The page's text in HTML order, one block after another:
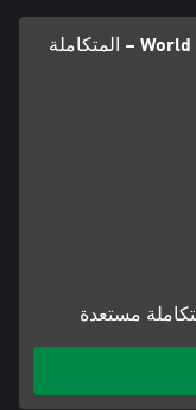
World of Tanks Modern Armor – المتكاملة